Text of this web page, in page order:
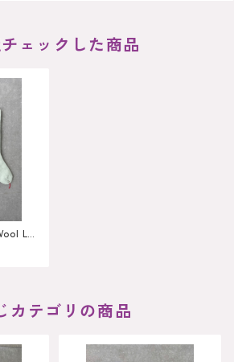
ェックした商品
Lo
カテゴリの商品